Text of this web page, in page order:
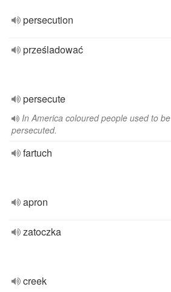
persecution
prześladować
persecute
In America coloured people used to be
persecuted.
fartuch
apron
zatoczka
creek